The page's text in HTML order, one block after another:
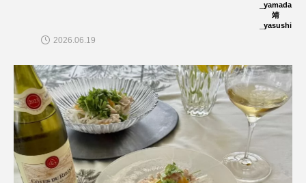
_yamada
靖
_yasushi
2026.06.19